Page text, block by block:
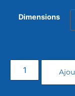
Dimensions